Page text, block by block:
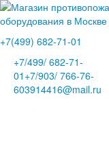
+7(499) 682-71-01
+7/499/ 682-71-
01 +7/903/ 766-76-
603914416@mail.ru